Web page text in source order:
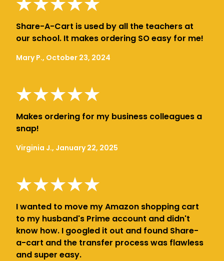
Share-A-Cart is used by all the teachers at
our school. It makes ordering SO easy for me!
Mary P., October 23, 2024
Makes ordering for my business colleagues a
snap!
Virginia J., January 22, 2025
I wanted to move my Amazon shopping cart
to my husband's Prime account and didn't
know how. I googled it out and found Share-
a-cart and the transfer process was flawless
and super easy.